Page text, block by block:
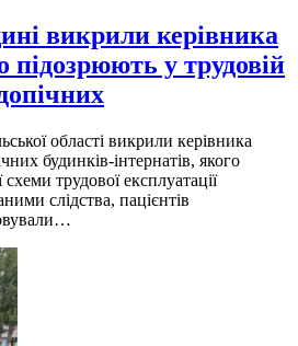
викрили керівника
підозрюють у трудовій
області викрили керівника
будинків-інтернатів, якого
трудової експлуатації
слідства, пацієнтів